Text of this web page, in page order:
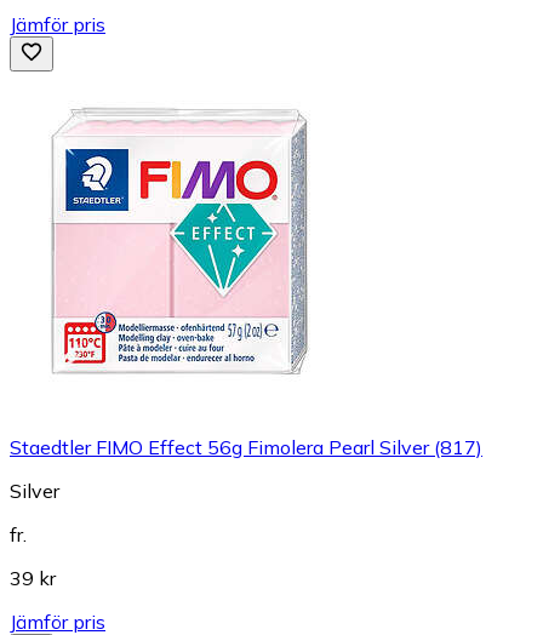
Jämför pris
Staedtler FIMO Effect 56g Fimolera Pearl Silver (817)
Silver
fr.
39 kr
Jämför pris